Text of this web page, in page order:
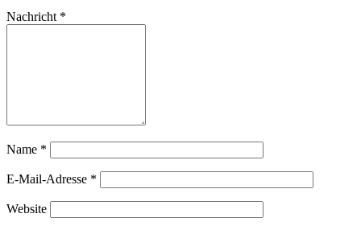
Nachricht *
Name *
E-Mail-Adresse *
Website